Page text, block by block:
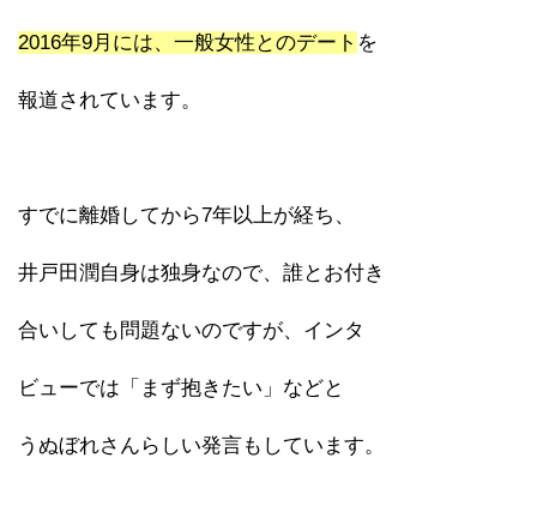
2016年9月には、一般女性とのデート を
報道されています。
すでに離婚してから7年以上が経ち、
井戸田潤自身は独身なので、誰とお付き
合いしても問題ないのですが、インタ
ビューでは「まず抱きたい」などと
うぬぼれさんらしい発言もしています。